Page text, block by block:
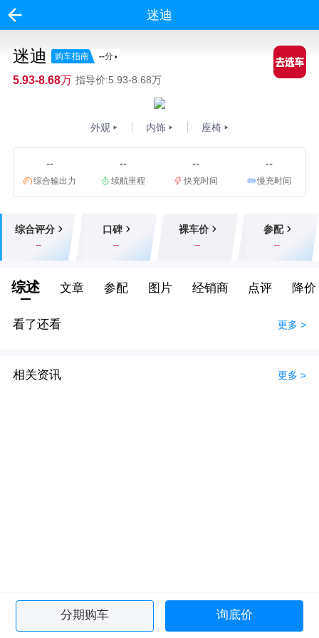
迷迪
迷迪 购车指南 --分
5.93-8.68万 指导价:5.93-8.68万
外观 内饰 座椅
--
综合输出力
--
续航里程
--
快充时间
--
慢充时间
综合评分
--
口碑
--
裸车价
--
参配
--
综述 文章 参配 图片 经销商 点评 降价
看了还看 更多 >
相关资讯 更多 >
分期购车 询底价